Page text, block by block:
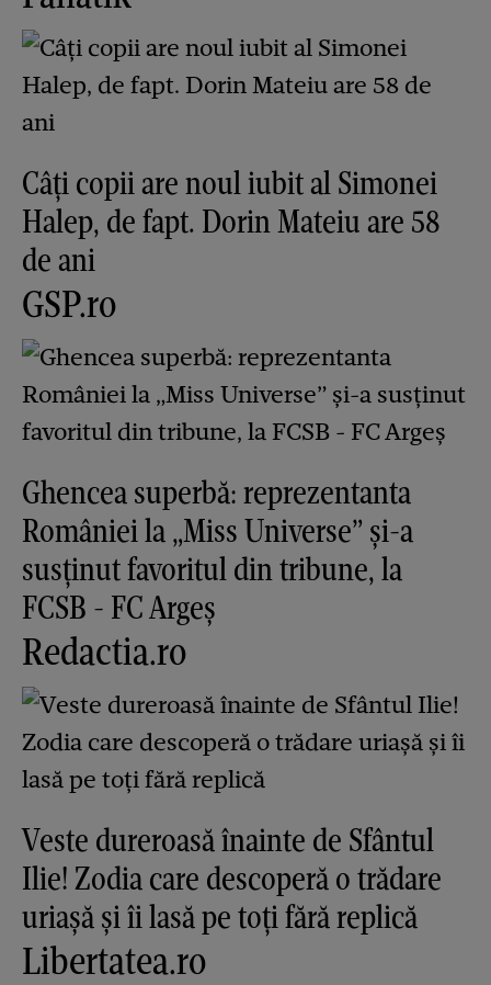
Câți copii are noul iubit al Simonei
Halep, de fapt. Dorin Mateiu are 58
de ani
GSP.ro
Ghencea superbă: reprezentanta
României la „Miss Universe” și-a
susținut favoritul din tribune, la
FCSB - FC Argeș
Redactia.ro
Veste dureroasă înainte de Sfântul
Ilie! Zodia care descoperă o trădare
uriașă și îi lasă pe toți fără replică
Libertatea.ro